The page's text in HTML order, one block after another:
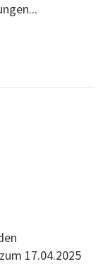
17.04.2025